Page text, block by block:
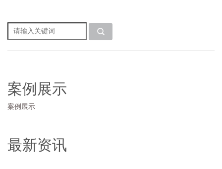
案例展示
案例展示
最新资讯